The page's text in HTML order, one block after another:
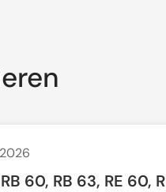
60, RB 63, RE 60,